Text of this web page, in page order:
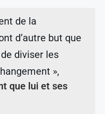
de la
d’autre but que
diviser les
»,
que lui et ses